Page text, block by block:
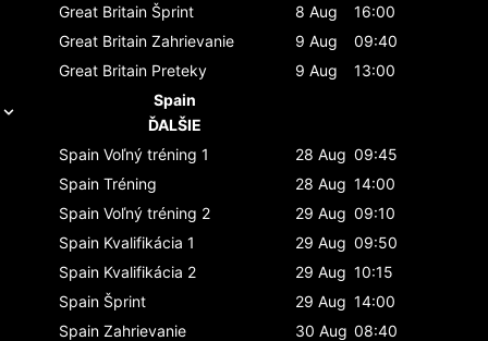
Great Britain Šprint 8 Aug
16:00
Great Britain Zahrievanie 9 Aug
09:40
Great Britain Preteky 9 Aug
13:00
Spain
ĎALŠIE
Spain Voľný tréning 1 28 Aug 09:45
Spain Tréning 28 Aug 14:00
Spain Voľný tréning 2 29 Aug 09:10
Spain Kvalifikácia 1 29 Aug 09:50
Spain Kvalifikácia 2 29 Aug 10:15
Spain Šprint 29 Aug 14:00
Spain Zahrievanie 30 Aug 08:40